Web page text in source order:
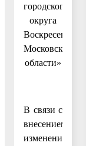
городского
округа
Воскресенск
Московской
области»
В связи с
внесением
изменений